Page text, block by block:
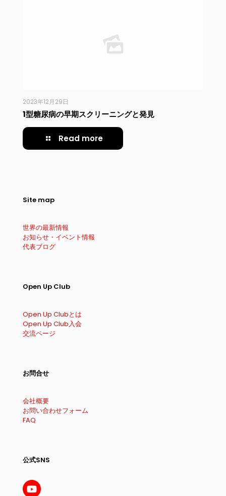
2023年12月29日
1型糖尿病の早期スクリーニングと発見
Read more
Site map
世界の最新情報
お知らせ・イベント情報
代表ブログ
Open Up Club
Open Up Clubとは
Open Up Club入会
交流ページ
お問合せ
会社概要
お問い合わせフォーム
FAQ
公式SNS